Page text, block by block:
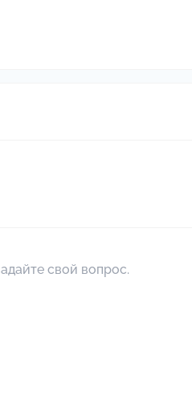
свой вопрос.